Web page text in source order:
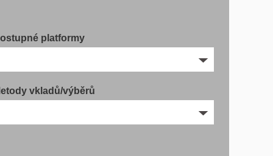
platformy
vkladů/výběrů